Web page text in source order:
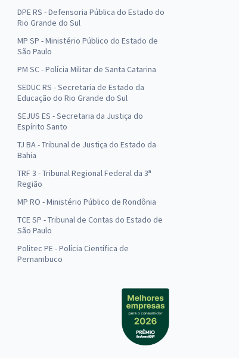
DPE RS - Defensoria Pública do Estado do
Rio Grande do Sul
MP SP - Ministério Público do Estado de
São Paulo
PM SC - Polícia Militar de Santa Catarina
SEDUC RS - Secretaria de Estado da
Educação do Rio Grande do Sul
SEJUS ES - Secretaria da Justiça do
Espírito Santo
TJ BA - Tribunal de Justiça do Estado da
Bahia
TRF 3 - Tribunal Regional Federal da 3ª
Região
MP RO - Ministério Público de Rondônia
TCE SP - Tribunal de Contas do Estado de
São Paulo
Politec PE - Polícia Científica de
Pernambuco